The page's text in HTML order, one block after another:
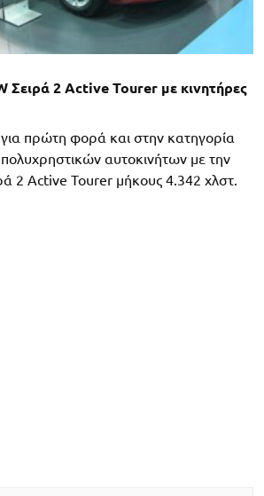
Σειρά 2 Active Tourer με κινητήρες
πρώτη φορά και στην κατηγορία
αυτοκινήτων με την
2 Active Tourer μήκους 4.342 χλστ.